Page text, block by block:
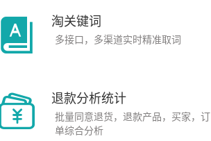
淘关键词
多接口，多渠道实时精准取词
退款分析统计
批量同意退货，退款产品，买家，订
单综合分析